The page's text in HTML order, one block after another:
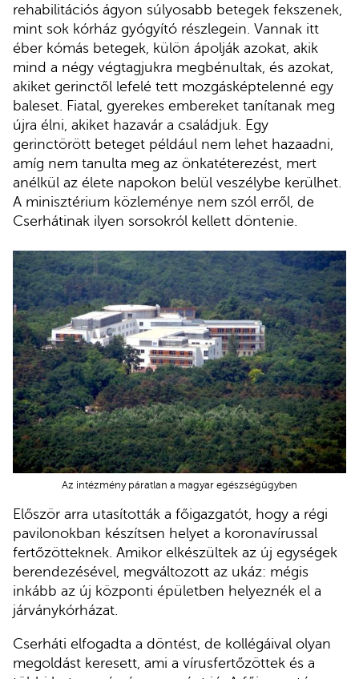
rehabilitációs ágyon súlyosabb betegek fekszenek,
mint sok kórház gyógyító részlegein. Vannak itt
éber kómás betegek, külön ápolják azokat, akik
mind a négy végtagjukra megbénultak, és azokat,
akiket gerinctől lefelé tett mozgásképtelenné egy
baleset. Fiatal, gyerekes embereket tanítanak meg
újra élni, akiket hazavár a családjuk. Egy
gerinctörött beteget például nem lehet hazaadni,
amíg nem tanulta meg az önkatéterezést, mert
anélkül az élete napokon belül veszélybe kerülhet.
A minisztérium közleménye nem szól erről, de
Cserhátinak ilyen sorsokról kellett döntenie.
Az intézmény páratlan a magyar egészségügyben
Először arra utasították a főigazgatót, hogy a régi
pavilonokban készítsen helyet a koronavírussal
fertőzötteknek. Amikor elkészültek az új egységek
berendezésével, megváltozott az ukáz: mégis
inkább az új központi épületben helyeznék el a
járványkórházat.
Cserháti elfogadta a döntést, de kollégáival olyan
megoldást keresett, ami a vírusfertőzöttek és a